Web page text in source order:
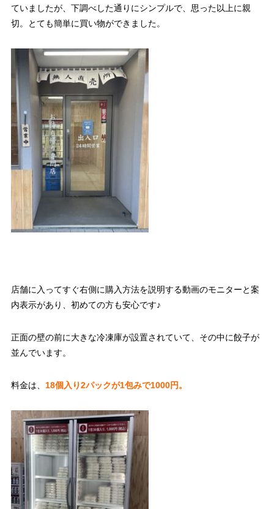
ていましたが、下調べした通りにシンプルで、思った以上に親
切。とても簡単に買い物ができました。
店舗に入ってすぐ右側に購入方法を説明する動画のモニターと案
内表示があり、初めての方も安心です♪
正面の壁の前に大きな冷凍庫が設置されていて、その中に餃子が
並んでいます。
料金は、 18個入り2パックが1包みで1000円。